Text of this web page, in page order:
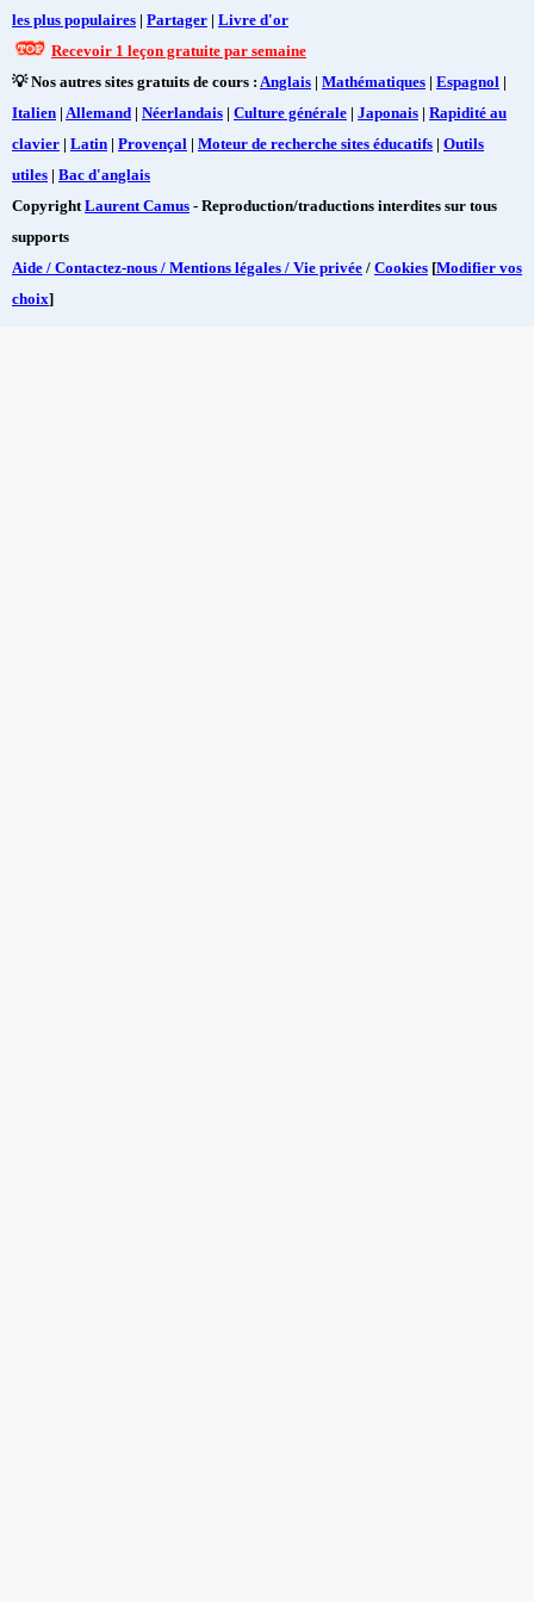
les plus populaires | Partager | Livre d'or
Recevoir 1 leçon gratuite par semaine
💡 Nos autres sites gratuits de cours : Anglais | Mathématiques | Espagnol |
Italien | Allemand | Néerlandais | Culture générale | Japonais | Rapidité au
clavier | Latin | Provençal | Moteur de recherche sites éducatifs | Outils
utiles | Bac d'anglais
Copyright Laurent Camus - Reproduction/traductions interdites sur tous
supports
Aide / Contactez-nous / Mentions légales / Vie privée / Cookies [Modifier vos
choix]